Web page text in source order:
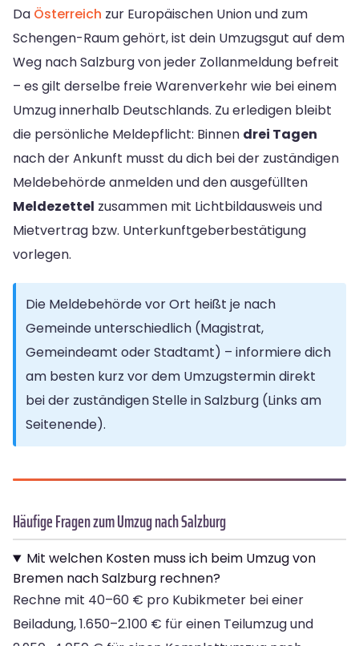
Da Österreich zur Europäischen Union und zum
Schengen-Raum gehört, ist dein Umzugsgut auf dem
Weg nach Salzburg von jeder Zollanmeldung befreit
– es gilt derselbe freie Warenverkehr wie bei einem
Umzug innerhalb Deutschlands. Zu erledigen bleibt
die persönliche Meldepflicht: Binnen drei Tagen
nach der Ankunft musst du dich bei der zuständigen
Meldebehörde anmelden und den ausgefüllten
Meldezettel zusammen mit Lichtbildausweis und
Mietvertrag bzw. Unterkunftgeberbestätigung
vorlegen.
Die Meldebehörde vor Ort heißt je nach
Gemeinde unterschiedlich (Magistrat,
Gemeindeamt oder Stadtamt) – informiere dich
am besten kurz vor dem Umzugstermin direkt
bei der zuständigen Stelle in Salzburg (Links am
Seitenende).
Häufige Fragen zum Umzug nach Salzburg
Mit welchen Kosten muss ich beim Umzug von
Bremen nach Salzburg rechnen?
Rechne mit 40–60 € pro Kubikmeter bei einer
Beiladung, 1.650–2.100 € für einen Teilumzug und